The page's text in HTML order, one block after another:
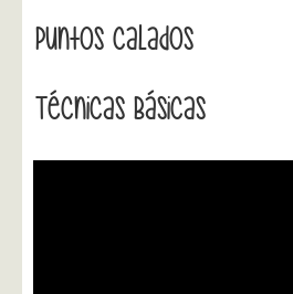
Puntos Calados
Técnicas Básicas